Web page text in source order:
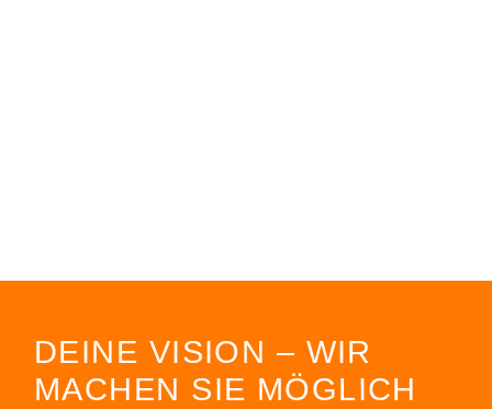
DEINE VISION – WIR
MACHEN SIE MÖGLICH